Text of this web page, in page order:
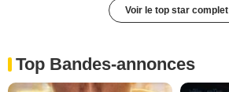
Voir le top star complet
Top Bandes-annonces